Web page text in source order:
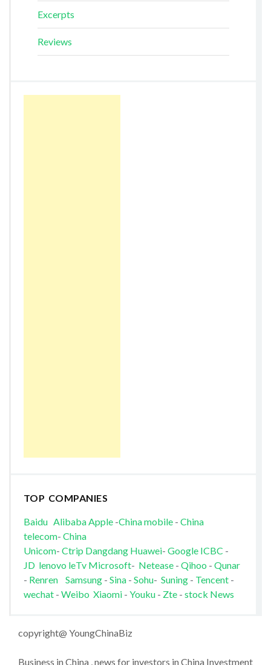
Excerpts
Reviews
TOP COMPANIES
Baidu AlibabaApple-China mobile- China
telecom- China
Unicom- Ctrip Dangdang Huawei- Google ICBC -
JD lenovo leTv Microsoft- Netease- Qihoo - Qunar
- Renren Samsung- Sina- Sohu- Suning- Tencent-
wechat - Weibo Xiaomi- Youku - Zte- stock News
copyright@ YoungChinaBiz
Business in China , news for investors in China Investment